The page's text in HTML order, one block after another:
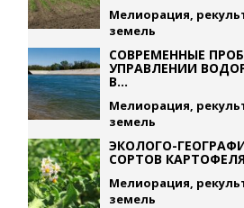
Мелиорация,
земель
СОВРЕМЕННЫЕ
УПРАВЛЕНИИ
В...
Мелиорация,
земель
ЭКОЛОГО-
СОРТОВ
Мелиорация,
земель